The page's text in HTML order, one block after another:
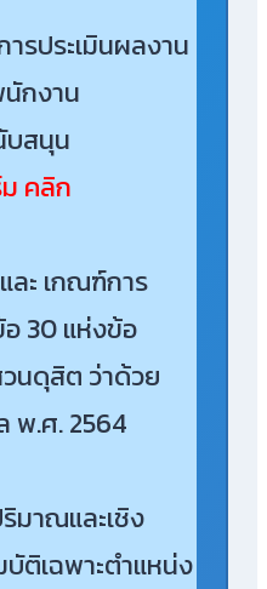
รประเมินผลงาน
กงาน
บสนุน
คลิก
ละ เกณฑ์การ
30 แห่งข้อ
นดุสิต ว่าด้วย
พ.ศ. 2564
มาณและเชิง
เฉพาะตำแหน่ง